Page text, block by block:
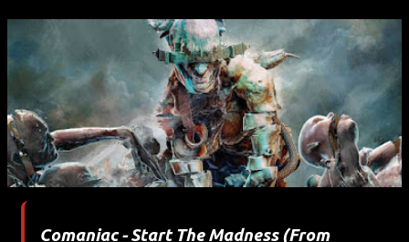
Comaniac - Start The Madness (From